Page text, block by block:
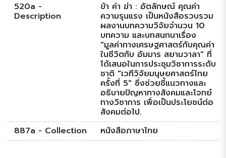
520a -
Description
ข้า ค่า ฆ่า : อัตลักษณ์ คุณค่า
ความรุนแรง เป็นหนังสือรวบรวม
ผลงานบทความวิจัยจำนวน 10
บทความ และบทสนทนาเรื่อง
"มูลค่าทางเศรษฐศาสตร์กับคุณค่า
ในชีวิตกับ อัมมาร สยามวาลา" ที่
ได้เสนอในการประชุมวิชาการระดับ
ชาติ "เวทีวิจัยมนุษยศาสตร์ไทย
ครั้งที่ 5" ซึ่งช่วยชี้แนวทางและ
อธิบายปัญหาทางสังคมและโจทย์
ทางวิชาการ เพื่อเป็นประโยชน์ต่อ
สังคมต่อไป.
887a - Collection
หนังสือภาษาไทย